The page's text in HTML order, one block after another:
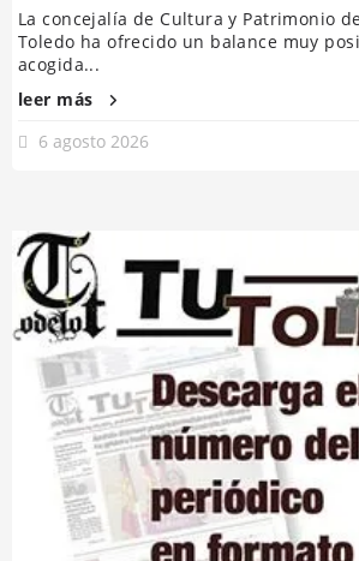
La concejalía de Cultura y Patrimonio
Toledo ha ofrecido un balance muy
acogida...
leer más
6 agosto 2026